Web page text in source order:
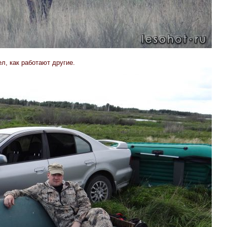
как работают другие.